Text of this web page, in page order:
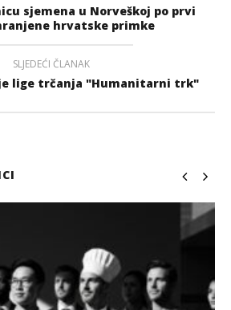
sjemena u Norveškoj po prvi
hrvatske primke
SLJEDEĆI ČLANAK
lige trčanja "Humanitarni trk"